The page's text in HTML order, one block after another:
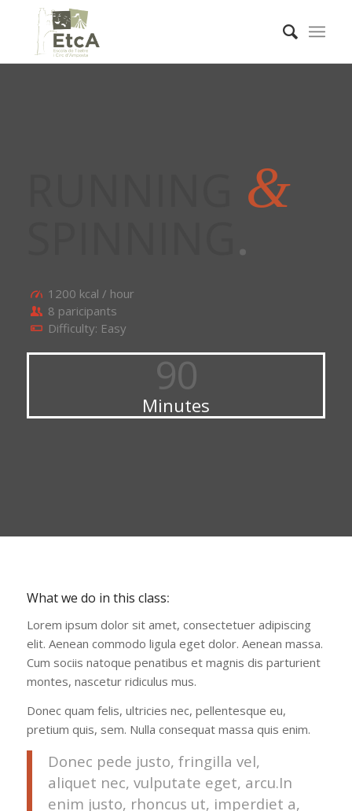
&
.
1200 kcal / hour
8 paricipants
Difficulty: Easy
90
Minutes
What we do in this class:
Lorem ipsum dolor sit amet, consectetuer adipiscing
elit. Aenean commodo ligula eget dolor. Aenean massa.
Cum sociis natoque penatibus et magnis dis parturient
montes, nascetur ridiculus mus.
Donec quam felis, ultricies nec, pellentesque eu,
pretium quis, sem. Nulla consequat massa quis enim.
Donec pede justo, fringilla vel,
aliquet nec, vulputate eget, arcu.In
enim justo, rhoncus ut, imperdiet a,